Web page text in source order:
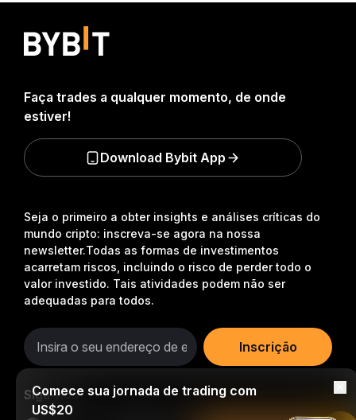
Seja o primeiro a obter insights e análises críticas do
mundo cripto: inscreva-se agora na nossa
newsletter.Todas as formas de investimentos
acarretam riscos, incluindo o risco de perder todo o
valor investido. Tais atividades podem não ser
adequadas para todos.
Inscrição
Siga-nos
Faça trades a qualquer momento, de onde
estiver!
Download Bybit App
Comece sua jornada de trading com
US$20